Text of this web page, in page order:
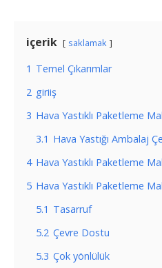
içerik saklamak
1 Temel Çıkarımlar
2 giriiş
3 Hava Yastıklı Paketleme
3.1 Hava Yastığı Ambalaj
4 Hava Yastıklı Paketleme
5 Hava Yastıklı Paketleme
5.1 Tasarruf
5.2 Çevre Dostu
5.3 Çok yönlülük